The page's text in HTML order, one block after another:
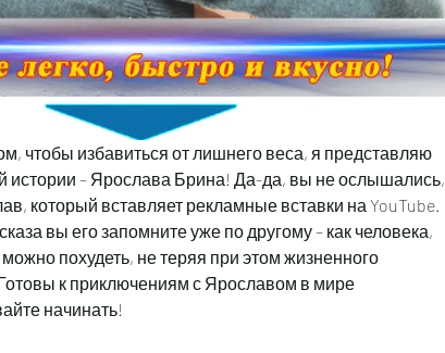
чтобы избавиться от лишнего веса, я представляю
истории – Ярослава Брина! Да-да, вы не ослышались,
который вставляет рекламные вставки на YouTube.
вы его запомните уже по другому – как человека,
похудеть, не теряя при этом жизненного
к приключениям с Ярославом в мире
начинать!